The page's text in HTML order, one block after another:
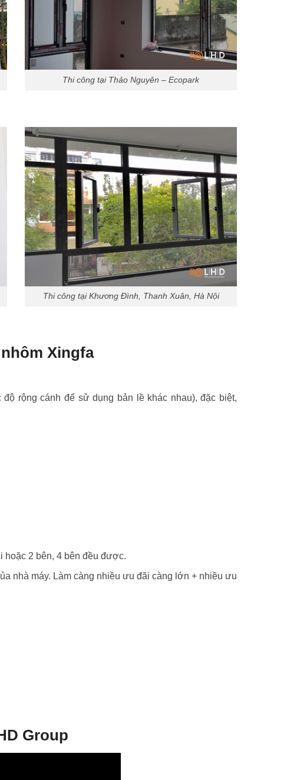
Thi công tại Thảo Nguyên – Ecopark
Thi công tại Khương Đình, Thanh Xuân, Hà Nội
Xingfa
rộng cánh để sử dụng bản lề khác nhau), đặc biệt,
hoặc 2 bên, 4 bên đều được.
nhà máy. Làm càng nhiều ưu đãi càng lớn + nhiều ưu
Group